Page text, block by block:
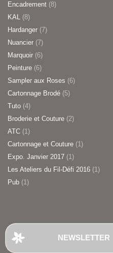
Encadrement (8)
KAL (8)
Hardanger (7)
Nuancier (7)
Marquoir (6)
Peinture (6)
Sampler aux Roses (6)
Cartonnage Brodé (5)
Tuto (4)
Broderie et Couture (2)
ATC (1)
Cartonnage et Couture (1)
Expo. Janvier 2017 (1)
Les Ateliers du Fil-Défi 2016 (1)
Pub (1)
NEWSLETTER